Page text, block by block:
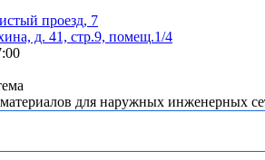
проезд, 7
д. 41, стр.9, помещ.1/4
для наружных инженерных